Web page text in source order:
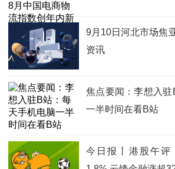
9月10日河北市场焦
资讯
焦点要闻：李想入
一半时间在看B站
今日报丨港股午评